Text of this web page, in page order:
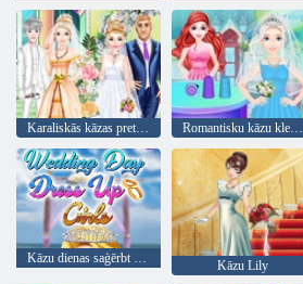
Karaliskās kāzas pret mūsdienu kāzām 2 Romantisku kāzu kleitu veikals
Kāzu dienas saģērbt meitenes
Kāzu Lily